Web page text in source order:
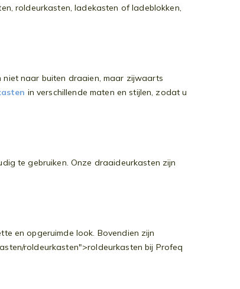
roldeurkasten, ladekasten of ladeblokken,
niet naar buiten draaien, maar zijwaarts
in verschillende maten en stijlen, zodat u
te gebruiken. Onze draaideurkasten zijn
en opgeruimde look. Bovendien zijn
roldeurkasten">roldeurkasten bij Profeq